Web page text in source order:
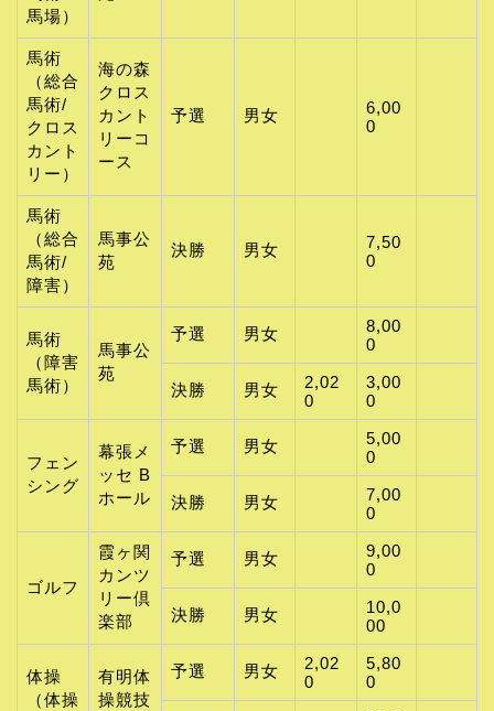
馬場）
馬術
（総合
馬術/
クロス
カント
リー）
海の森
クロス
カント
リーコ
ース
予選 男女
6,00
0
馬術
（総合
馬術/
障害）
馬事公
苑
決勝 男女
7,50
0
馬術
（障害
馬術）
馬事公
苑
予選 男女
8,00
0
決勝 男女
2,02
0
3,00
0
フェン
シング
幕張メ
ッセ B
ホール
予選 男女
5,00
0
決勝 男女
7,00
0
ゴルフ
霞ヶ関
カンツ
リー倶
楽部
予選 男女
9,00
0
決勝 男女
10,0
00
体操
（体操
有明体
操競技
予選 男女
2,02
0
5,80
0